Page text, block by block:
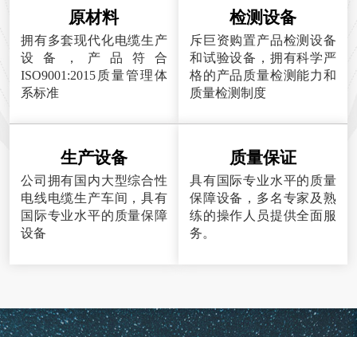
原材料
拥有多套现代化电缆生产
设备，产品符合
ISO9001:2015质量管理体
系标准
检测设备
斥巨资购置产品检测设备
和试验设备，拥有科学严
格的产品质量检测能力和
质量检测制度
生产设备
公司拥有国内大型综合性
电线电缆生产车间，具有
国际专业水平的质量保障
设备
质量保证
具有国际专业水平的质量
保障设备，多名专家及熟
练的操作人员提供全面服
务。